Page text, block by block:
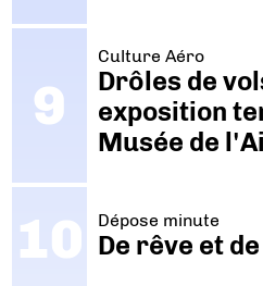
Culture Aéro
Drôles de
exposition
Musée de
Dépose minute
De rêve et